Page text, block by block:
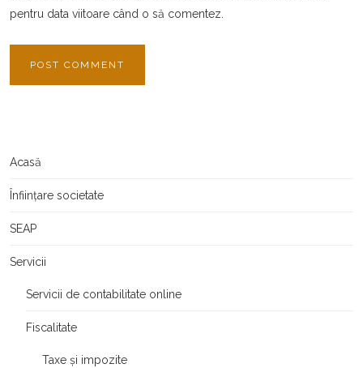
pentru data viitoare când o să comentez.
Acasă
Înființare societate
SEAP
Servicii
Servicii de contabilitate online
Fiscalitate
Taxe și impozite